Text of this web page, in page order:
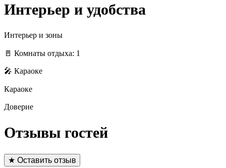
Интерьер и удобства
Интерьер и зоны
🚪 Комнаты отдыха: 1
🎤 Караоке
Караоке
Доверие
Отзывы гостей
★ Оставить отзыв